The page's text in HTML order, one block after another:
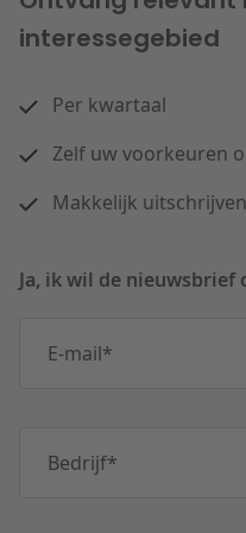
interessegebied
Per kwartaal
Zelf uw voorkeuren
Makkelijk uitschrijven
Ja, ik wil de nieuwsbrief
E-mail*
Bedrijf*